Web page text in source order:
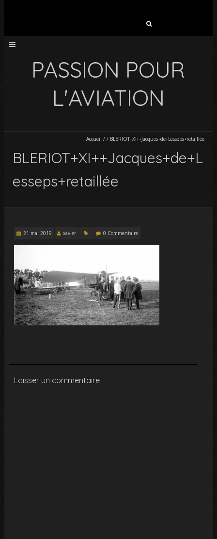
PASSION POUR
L'AVIATION
Accueil / / BLERIOT+XI++Jacques+de+Lesseps+retaillée
BLERIOT+XI++Jacques+de+L
esseps+retaillée
21 mai 2019 xavier 0 Commentaire
Laisser un commentaire